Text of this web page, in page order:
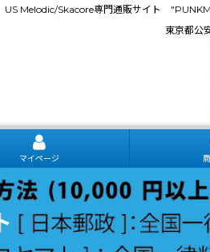
US Melodic/Skacore専門通販サイト
東京都公
マイページ